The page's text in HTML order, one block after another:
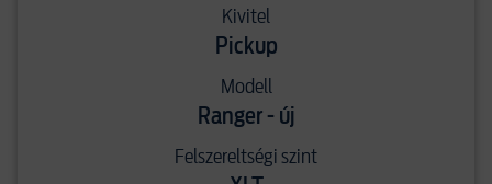
Kivitel
Pickup
Modell
Ranger - új
Felszereltségi szint